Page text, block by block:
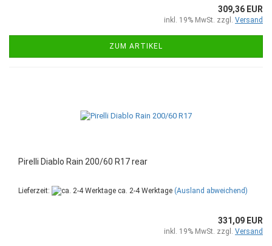
309,36 EUR
inkl. 19% MwSt. zzgl. Versand
ZUM ARTIKEL
Pirelli Diablo Rain 200/60 R17 rear
Lieferzeit: ca. 2-4 Werktage (Ausland abweichend)
331,09 EUR
inkl. 19% MwSt. zzgl. Versand